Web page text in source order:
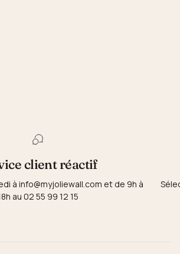
client réactif
à info@myjoliewall.com et de 9h à
au 02 55 99 12 15